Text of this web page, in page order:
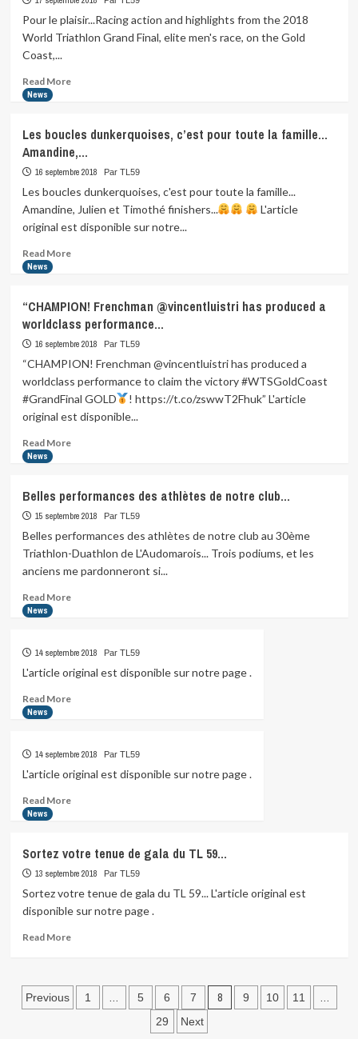
Pour le plaisir...Racing action and highlights from the 2018
World Triathlon Grand Final, elite men's race, on the Gold
Coast,...
Read MoreRead
le
plaisir…
Racing
and…
News
Les boucles dunkerquoises, c’est pour toute la famille…
Amandine,…
16 septembre 2018 Par TL59
Les boucles dunkerquoises, c'est pour toute la famille...
Amandine, Julien et Timothé finishers...
L'article
original est disponible sur notre...
Read MoreRead
boucles
dunkerquoises,
c’est
toute
la
famille…
Amandine,
News
“CHAMPION! Frenchman @vincentluistri has produced a
worldclass performance…
16 septembre 2018 Par TL59
“CHAMPION! Frenchman @vincentluistri has produced a
worldclass performance to claim the victory #WTSGoldCoast
#GrandFinal GOLD
! https://t.co/zswwT2Fhuk” L'article
original est disponible...
Read MoreRead
Frenchman
@vincentluistri
has
a
worldclass
News
Belles performances des athlètes de notre club…
15 septembre 2018 Par TL59
Belles performances des athlètes de notre club au 30ème
Triathlon-Duathlon de L'Audomarois... Trois podiums, et les
anciens me pardonneront si...
Read MoreRead
performances
des
de
News
14 septembre 2018 Par TL59
L'article original est disponible sur notre page .
Read MoreRead
News
14 septembre 2018 Par TL59
L'article original est disponible sur notre page .
Read MoreRead
News
Sortez votre tenue de gala du TL 59…
13 septembre 2018 Par TL59
Sortez votre tenue de gala du TL 59... L'article original est
disponible sur notre page .
Read MoreRead
votre
tenue
Pagination
Previous 1 … 5 6 7 8 9 10 11 …
29 Next